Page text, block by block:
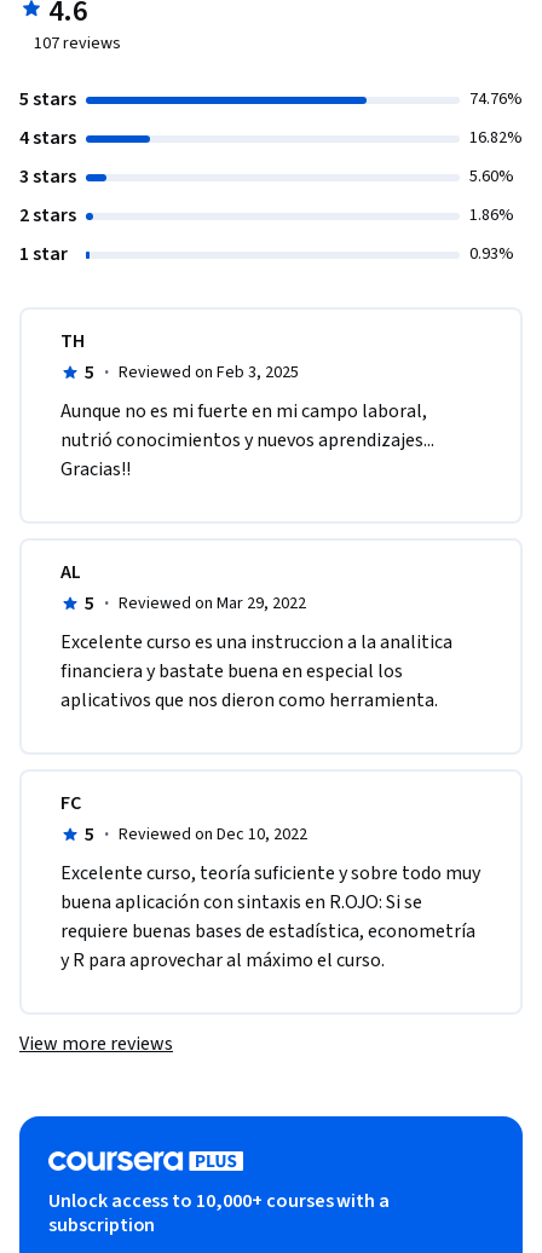
4.6
107reviews
5 stars 74.76%
4 stars 16.82%
3 stars 5.60%
2 stars 1.86%
1 star 0.93%
TH
5 · Reviewed on Feb 3, 2025
Aunque no es mi fuerte en mi campo laboral,
nutrió conocimientos y nuevos aprendizajes...
Gracias!!
AL
5 · Reviewed on Mar 29, 2022
Excelente curso es una instruccion a la analitica
financiera y bastate buena en especial los
aplicativos que nos dieron como herramienta.
FC
5 · Reviewed on Dec 10, 2022
Excelente curso, teoría suficiente y sobre todo muy
buena aplicación con sintaxis en R.OJO: Si se
requiere buenas bases de estadística, econometría
y R para aprovechar al máximo el curso.
View more reviews
Unlock access to 10,000+ courses with a
subscription